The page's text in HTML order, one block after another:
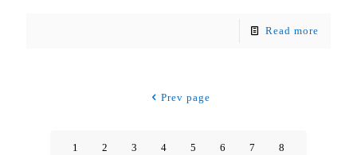
Read more
Prev page
1 2 3 4 5 6 7 8